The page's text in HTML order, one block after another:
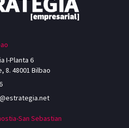
I-Planta 6
8. 48001 Bilbao
San Sebastian